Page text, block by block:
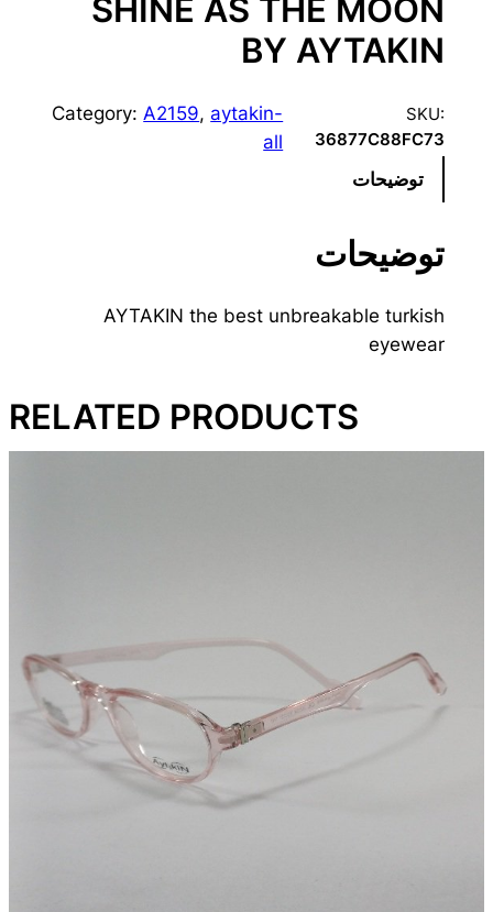
SHINE AS THE MOON
BY AYTAKIN
SKU:
36877C88FC73
Category: A2159, aytakin-
all
توضیحات
توضیحات
AYTAKIN the best unbreakable turkish
eyewear
RELATED PRODUCTS